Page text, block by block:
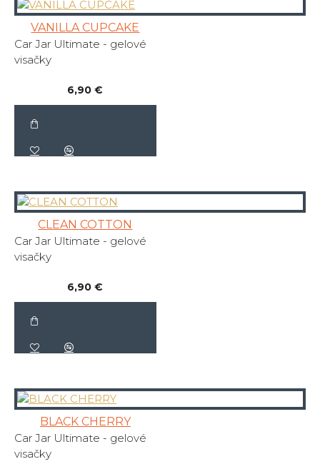
VANILLA CUPCAKE
Car Jar Ultimate - gelové
visačky
6,90 €
CLEAN COTTON
Car Jar Ultimate - gelové
visačky
6,90 €
BLACK CHERRY
Car Jar Ultimate - gelové
visačky